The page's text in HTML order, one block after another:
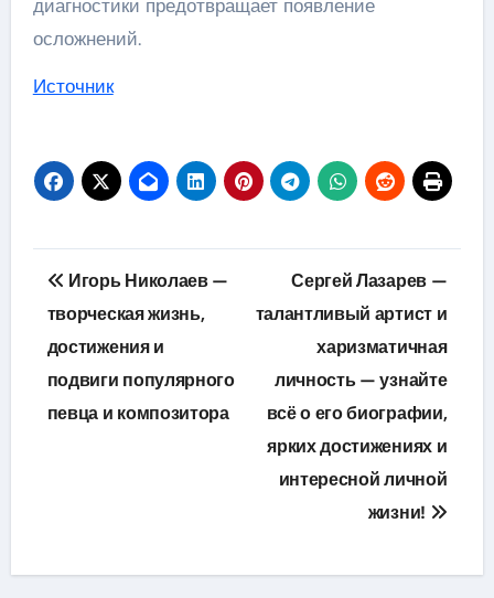
диагностики предотвращает появление
осложнений.
Источник
Навигация
по
записям
Игорь Николаев —
творческая жизнь,
достижения и
подвиги популярного
певца и композитора
Сергей Лазарев —
талантливый артист и
харизматичная
личность — узнайте
всё о его биографии,
ярких достижениях и
интересной личной
жизни!